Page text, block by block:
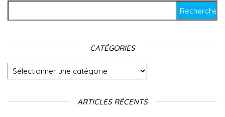
CATÉGORIES
Catégories
ARTICLES RÉCENTS